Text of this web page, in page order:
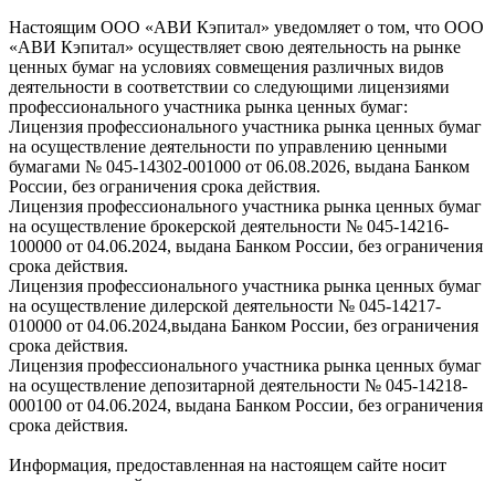
Настоящим ООО «АВИ Кэпитал» уведомляет о том, что ООО
«АВИ Кэпитал» осуществляет свою деятельность на рынке
ценных бумаг на условиях совмещения различных видов
деятельности в соответствии со следующими лицензиями
профессионального участника рынка ценных бумаг:
Лицензия профессионального участника рынка ценных бумаг
на осуществление деятельности по управлению ценными
бумагами № 045-14302-001000 от 06.08.2026, выдана Банком
России, без ограничения срока действия.
Лицензия профессионального участника рынка ценных бумаг
на осуществление брокерской деятельности № 045-14216-
100000 от 04.06.2024, выдана Банком России, без ограничения
срока действия.
Лицензия профессионального участника рынка ценных бумаг
на осуществление дилерской деятельности № 045-14217-
010000 от 04.06.2024,выдана Банком России, без ограничения
срока действия.
Лицензия профессионального участника рынка ценных бумаг
на осуществление депозитарной деятельности № 045-14218-
000100 от 04.06.2024, выдана Банком России, без ограничения
срока действия.
Информация, предоставленная на настоящем сайте носит